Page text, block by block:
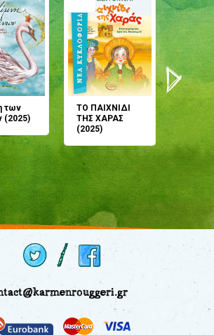
των
(2025)
ΤΟ ΠΑΙΧΝΙΔΙ
ΤΗΣ ΧΑΡΑΣ
(2025)
μου;
(2024)